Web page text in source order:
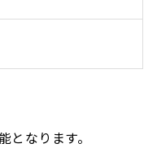
となります。